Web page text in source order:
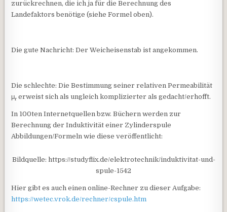
zurückrechnen, die ich ja für die Berechnung des
Landefaktors benötige (siehe Formel oben).
Die gute Nachricht: Der Weicheisenstab ist angekommen.
Die schlechte: Die Bestimmung seiner relativen Permeabilität
μr erweist sich als ungleich komplizierter als gedacht/erhofft.
In 100ten Internetquellen bzw. Büchern werden zur
Berechnung der Induktivität einer Zylinderspule
Abbildungen/Formeln wie diese veröffentlicht:
Bildquelle: https://studyflix.de/elektrotechnik/induktivitat-und-
spule-1542
Hier gibt es auch einen online-Rechner zu dieser Aufgabe:
https://wetec.vrok.de/rechner/cspule.htm